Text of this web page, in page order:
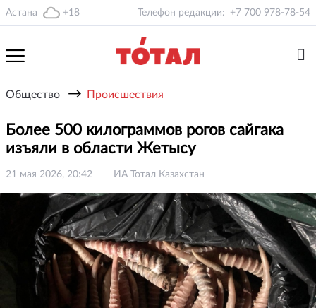
Астана +18 Телефон редакции: +7 700 978-78-54
Общество → Происшествия
Более 500 килограммов рогов сайгака
изъяли в области Жетысу
21 мая 2026, 20:42 ИА Тотал Казахстан